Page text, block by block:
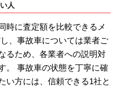
人
時に査定額を比較できるメ
、事故車については業者ご
るため、各業者への説明対
。 事故車の状態を丁寧に確
い方には、信頼できる1社と